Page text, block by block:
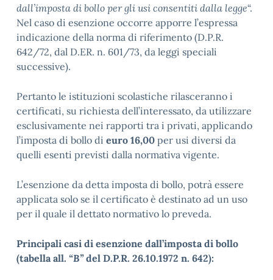
dall’imposta di bollo per gli usi consentiti dalla legge“.
Nel caso di esenzione occorre apporre l’espressa
indicazione della norma di riferimento (D.P.R.
642/72, dal D.ER. n. 601/73, da leggi speciali
successive).
Pertanto le istituzioni scolastiche rilasceranno i
certificati, su richiesta dell’interessato, da utilizzare
esclusivamente nei rapporti tra i privati, applicando
l’imposta di bollo di euro 16,00 per usi diversi da
quelli esenti previsti dalla normativa vigente.
L’esenzione da detta imposta di bollo, potrà essere
applicata solo se il certificato è destinato ad un uso
per il quale il dettato normativo lo preveda.
Principali casi di esenzione dall’imposta di bollo
(tabella all. “B”del D.P.R. 26.10.1972 n. 642):